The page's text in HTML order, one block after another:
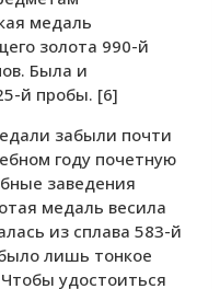
медаль
золота 990-й
Была и
й пробы. [6]
забыли почти
году почетную
заведения
медаль весила
из сплава 583-й
лишь тонкое
удостоиться